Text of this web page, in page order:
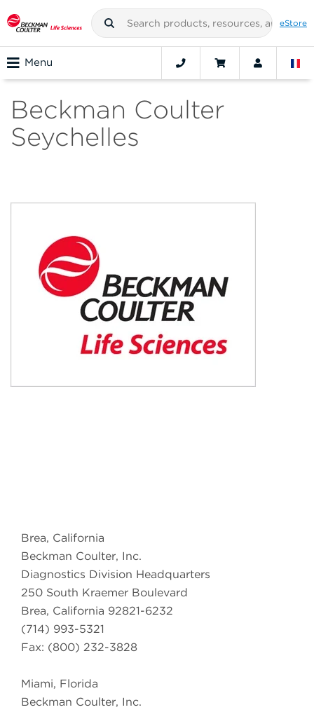
eStore
Menu
Beckman Coulter
Seychelles
Brea, California
Beckman Coulter, Inc.
Diagnostics Division Headquarters
250 South Kraemer Boulevard
Brea, California 92821-6232
(714) 993-5321
Fax: (800) 232-3828
Miami, Florida
Beckman Coulter, Inc.